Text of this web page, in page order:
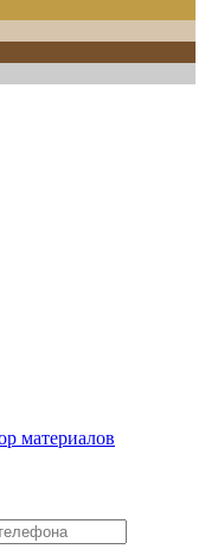
материалов